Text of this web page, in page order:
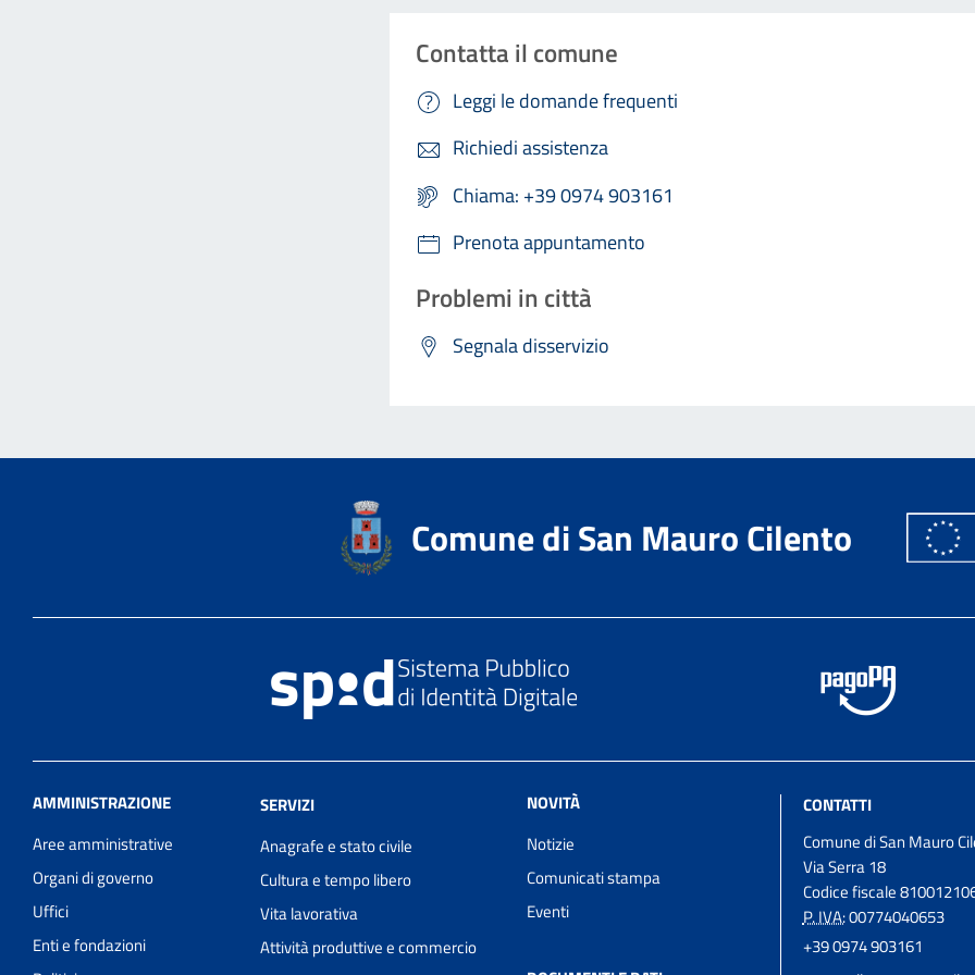
Contatta il comune
Leggi le domande frequenti
Richiedi assistenza
Chiama: +39 0974 903161
Prenota appuntamento
Problemi in città
Segnala disservizio
Comune di San Mauro Cilento
AMMINISTRAZIONE
Aree amministrative
Organi di governo
Uffici
Enti e fondazioni
SERVIZI
Anagrafe e stato civile
Cultura e tempo libero
Vita lavorativa
Attività produttive e commercio
NOVITÀ
Notizie
Comunicati stampa
Eventi
CONTATTI
Comune di San Mauro
Via Serra 18
Codice fiscale
P. IVA:00774040653
+39 0974 903161